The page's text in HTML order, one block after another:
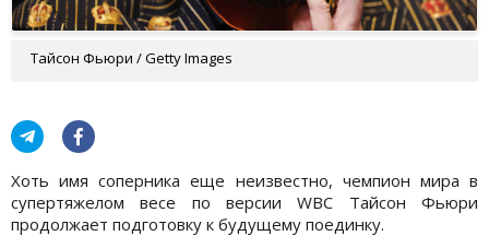
Тайсон Фьюри / Getty Images
Хоть имя соперника еще неизвестно, чемпион мира в
супертяжелом весе по версии WBC Тайсон Фьюри
продолжает подготовку к будущему поединку.